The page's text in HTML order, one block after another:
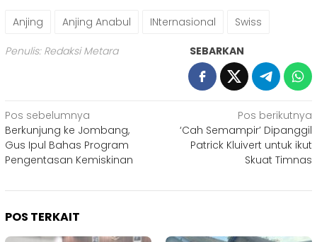
Anjing Anjing Anabul INternasional Swiss
Penulis: Redaksi Metara SEBARKAN
Navigasi
pos
Pos sebelumnya
Berkunjung ke Jombang,
Gus Ipul Bahas Program
Pengentasan Kemiskinan
Pos berikutnya
‘Cah Semampir’ Dipanggil
Patrick Kluivert untuk ikut
Skuat Timnas
POS TERKAIT